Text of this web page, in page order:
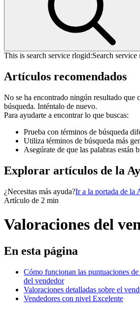
This is search service rlogid:Search
Artículos recomendados
No se ha encontrado ningún resultado que
búsqueda. Inténtalo de nuevo.
Para ayudarte a encontrar lo que buscas:
Prueba con términos de búsqueda
Utiliza términos de búsqueda más
Asegúrate de que las palabras están
Explorar artículos de la
¿Necesitas más ayuda?Ir a la portada de la
Artículo de 2 min
Valoraciones del
En esta página
Cómo funcionan las puntuaciones
del vendedor
Valoraciones detalladas sobre el
Vendedores con nivel Excelente